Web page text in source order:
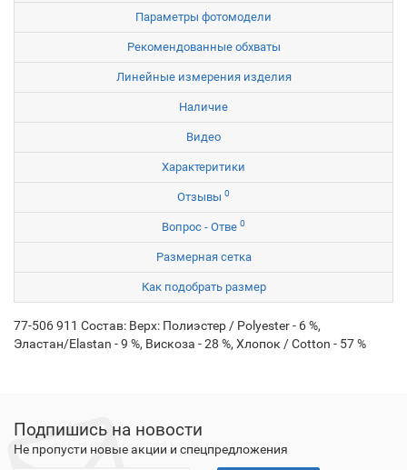
Параметры фотомодели
Рекомендованные обхваты
Линейные измерения изделия
Наличие
Видео
Характеритики
Отзывы 0
Вопрос - Отве 0
Размерная сетка
Как подобрать размер
77-506 911 Состав: Верх: Полиэстер / Polyester - 6 %,
Эластан/Elastan - 9 %, Вискоза - 28 %, Хлопок / Cotton - 57 %
Подпишись на новости
Не пропусти новые акции и спецпредложения